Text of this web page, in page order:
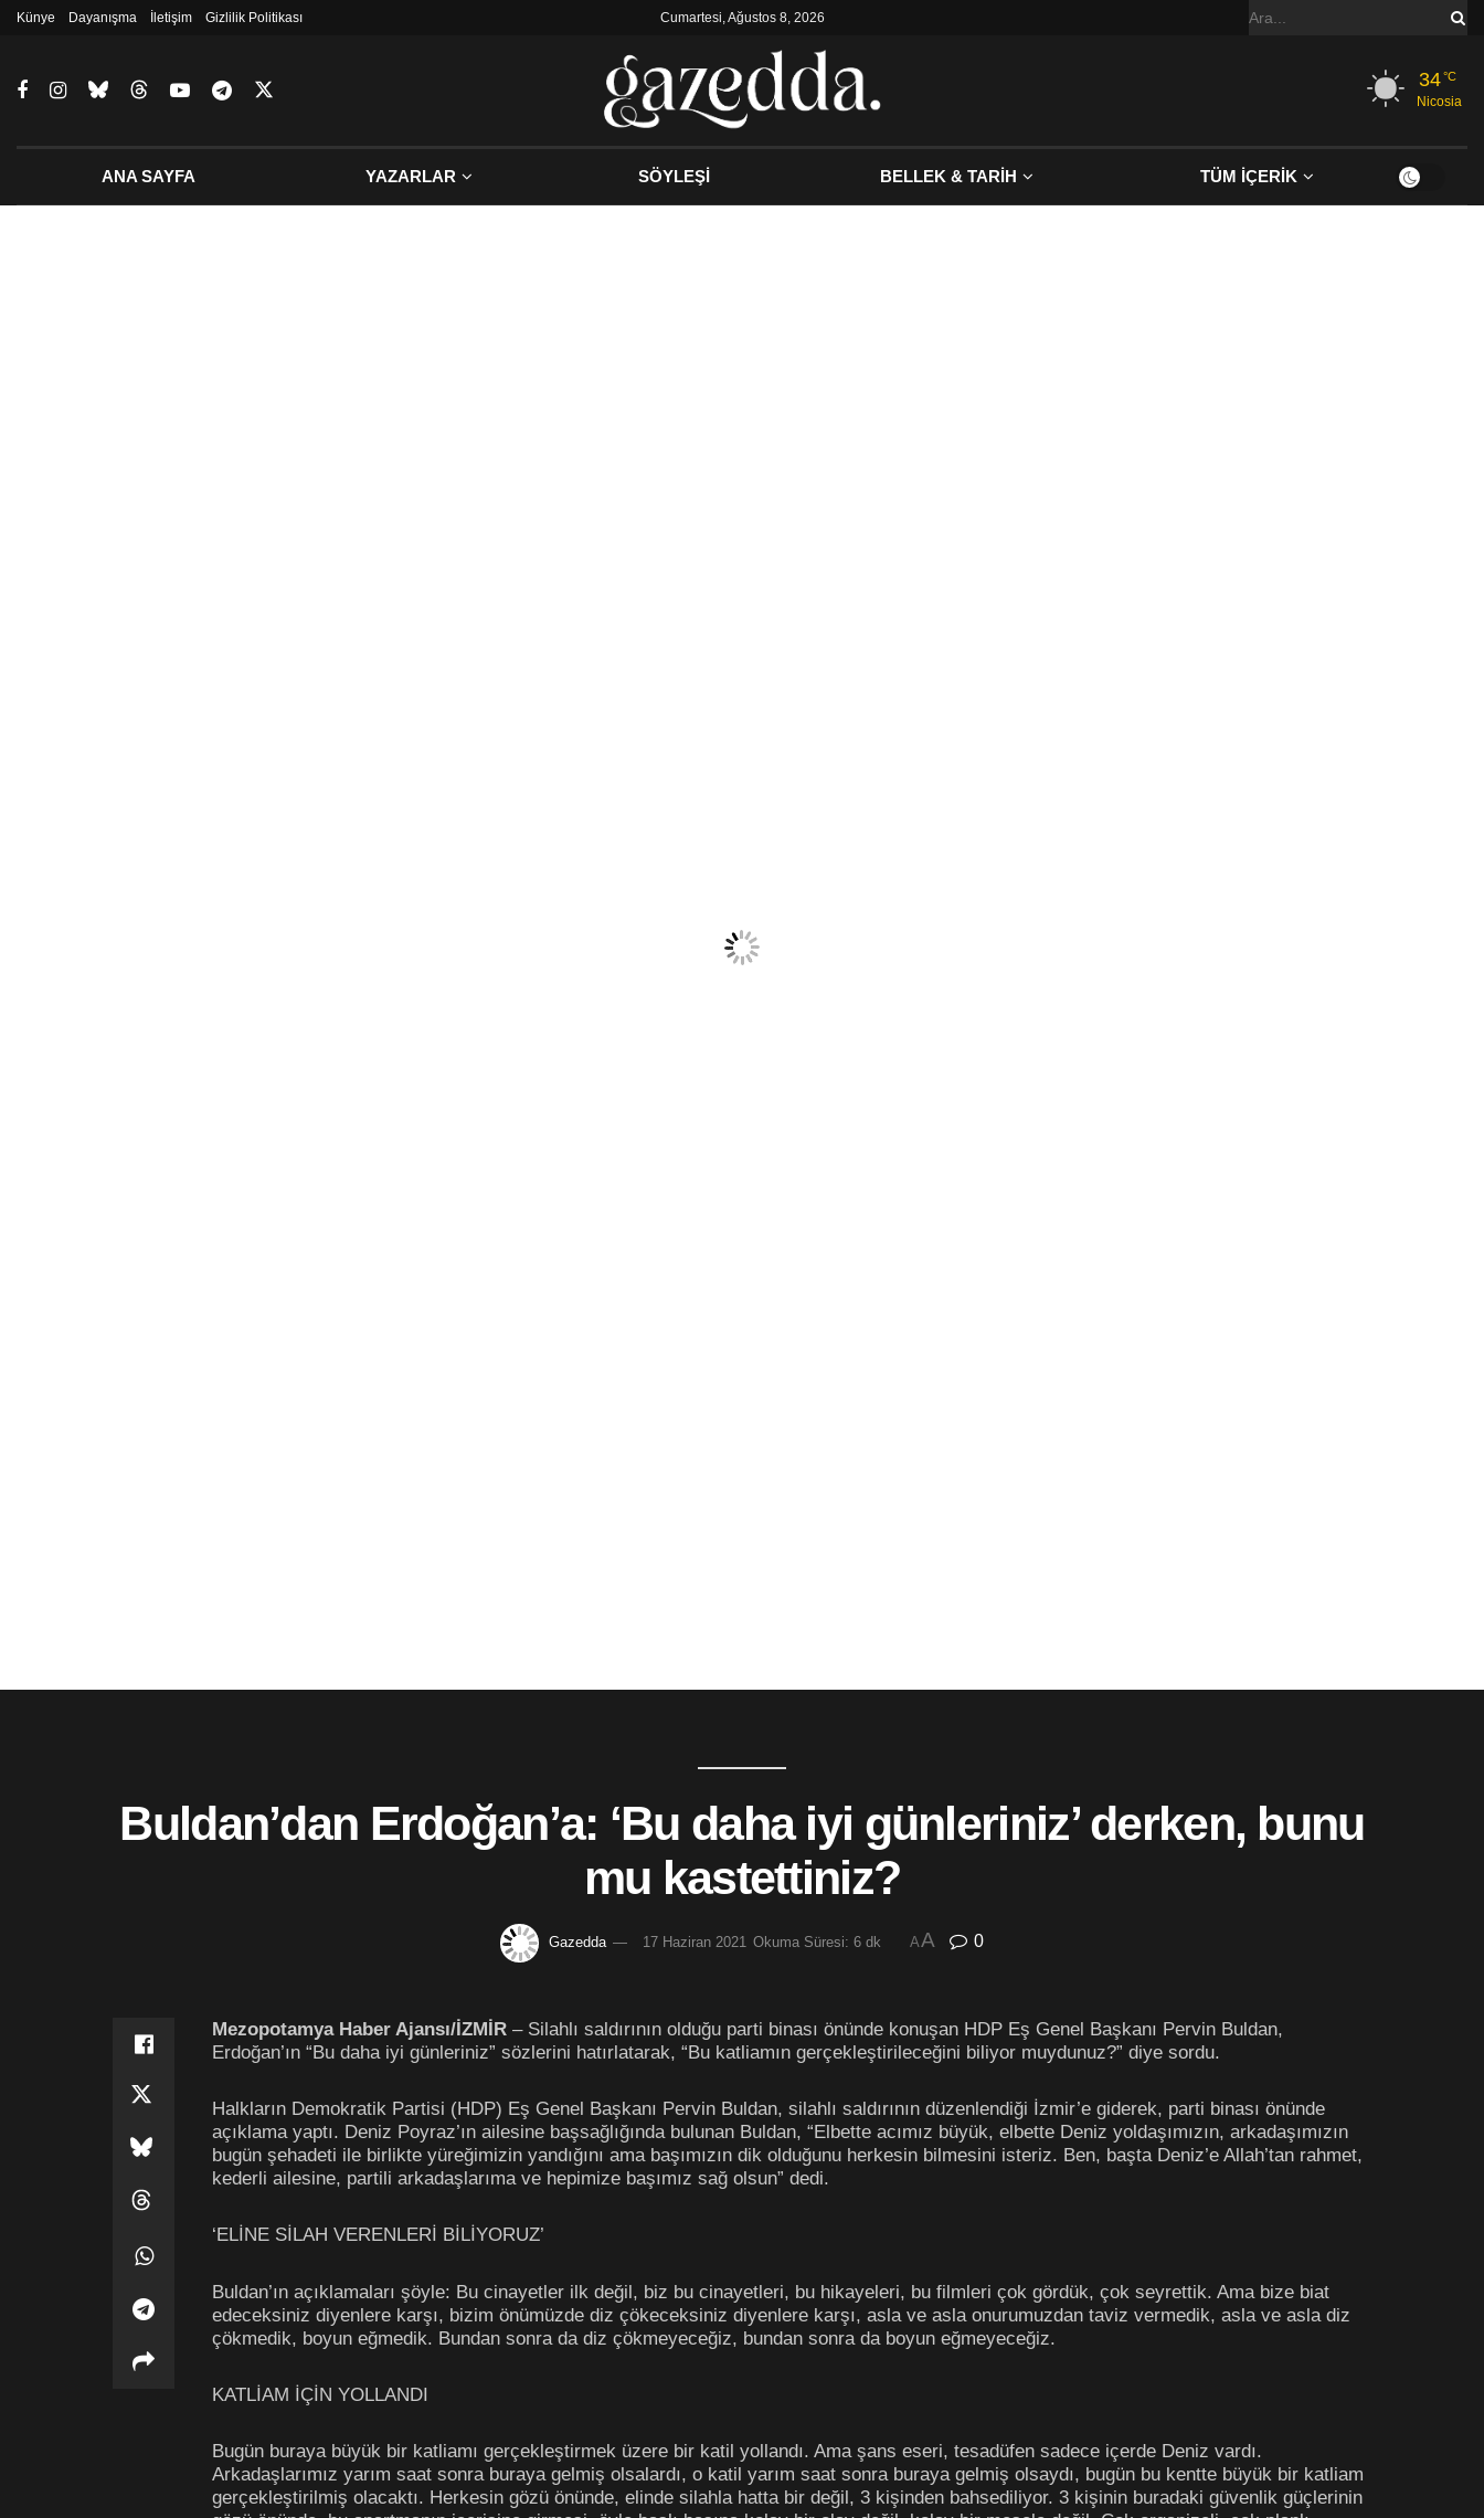
Künye Dayanışma İletişim Gizlilik Politikası Cumartesi, Ağustos 8, 2026
34°C
Nicosia
ANA SAYFA YAZARLAR SÖYLEŞİ BELLEK & TARİH TÜM İÇERİK
Buldan’dan Erdoğan’a: ‘Bu daha iyi günleriniz’ derken, bunu
mu kastettiniz?
Gazedda 17 Haziran 2021 Okuma Süresi: 6 dk AA 0
Mezopotamya Haber Ajansı/İZMİR – Silahlı saldırının olduğu parti binası önünde konuşan HDP Eş Genel Başkanı Pervin Buldan,
Erdoğan’ın “Bu daha iyi günleriniz” sözlerini hatırlatarak, “Bu katliamın gerçekleştirileceğini biliyor muydunuz?” diye sordu.
Halkların Demokratik Partisi (HDP) Eş Genel Başkanı Pervin Buldan, silahlı saldırının düzenlendiği İzmir’e giderek, parti binası önünde
açıklama yaptı. Deniz Poyraz’ın ailesine başsağlığında bulunan Buldan, “Elbette acımız büyük, elbette Deniz yoldaşımızın, arkadaşımızın
bugün şehadeti ile birlikte yüreğimizin yandığını ama başımızın dik olduğunu herkesin bilmesini isteriz. Ben, başta Deniz’e Allah’tan rahmet,
kederli ailesine, partili arkadaşlarıma ve hepimize başımız sağ olsun” dedi.
‘ELİNE SİLAH VERENLERİ BİLİYORUZ’
Buldan’ın açıklamaları şöyle: Bu cinayetler ilk değil, biz bu cinayetleri, bu hikayeleri, bu filmleri çok gördük, çok seyrettik. Ama bize biat
edeceksiniz diyenlere karşı, bizim önümüzde diz çökeceksiniz diyenlere karşı, asla ve asla onurumuzdan taviz vermedik, asla ve asla diz
çökmedik, boyun eğmedik. Bundan sonra da diz çökmeyeceğiz, bundan sonra da boyun eğmeyeceğiz.
KATLİAM İÇİN YOLLANDI
Bugün buraya büyük bir katliamı gerçekleştirmek üzere bir katil yollandı. Ama şans eseri, tesadüfen sadece içerde Deniz vardı.
Arkadaşlarımız yarım saat sonra buraya gelmiş olsalardı, o katil yarım saat sonra buraya gelmiş olsaydı, bugün bu kentte büyük bir katliam
gerçekleştirilmiş olacaktı. Herkesin gözü önünde, elinde silahla hatta bir değil, 3 kişinden bahsediliyor. 3 kişinin buradaki güvenlik güçlerinin